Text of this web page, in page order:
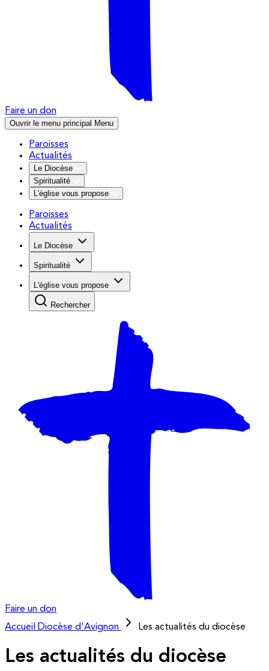
Faire un don
Ouvrir le menu principal Menu
Paroisses
Actualités
Le Diocèse
Spiritualité
L'église vous propose
Paroisses
Actualités
Le Diocèse
Spiritualité
L'église vous propose
Rechercher
Faire un don
Accueil
Diocèse d'Avignon Les actualités du diocèse
Les actualités du diocèse